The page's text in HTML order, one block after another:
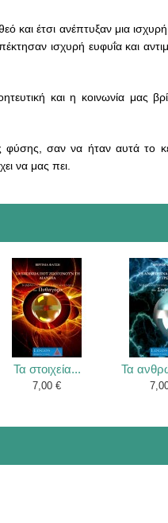
και έτσι ανέπτυξαν μια
ισχυρή ευφυΐα και
και η κοινωνία μας
σαν να ήταν αυτά το
να μας πει.
Τα στοιχεία...
7,00 €
Τα